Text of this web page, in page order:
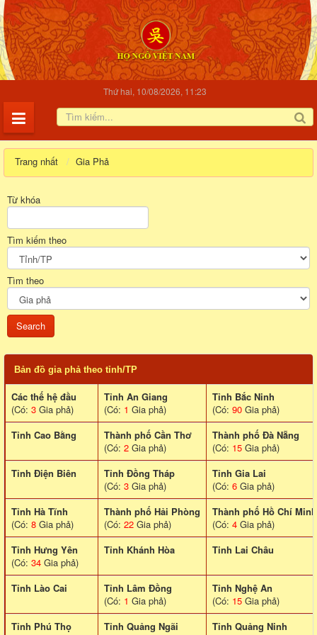
Thứ hai, 10/08/2026, 11:23
Trang nhất Gia Phả
Từ khóa
Tìm kiếm theo
Tìm theo
Bản đồ gia phả theo tỉnh/TP
Các thế hệ đầu
(Có: 3 Gia phả)
Tỉnh An Giang
(Có: 1 Gia phả)
Tỉnh Bắc Ninh
(Có: 90 Gia phả)
Tỉnh Cao Bằng
Thành phố Cần Thơ
(Có: 2 Gia phả)
Thành phố Đà Nẵng
(Có: 15 Gia phả)
Tỉnh Điện Biên
Tỉnh Đồng Tháp
(Có: 3 Gia phả)
Tỉnh Gia Lai
(Có: 6 Gia phả)
Tỉnh Hà Tĩnh
(Có: 8 Gia phả)
Thành phố Hải Phòng
(Có: 22 Gia phả)
Thành phố Hồ Chí Minh
(Có: 4 Gia phả)
Tỉnh Hưng Yên
(Có: 34 Gia phả)
Tỉnh Khánh Hòa Tinh Lai Châu
Tỉnh Lào Cai
Tỉnh Lâm Đồng
(Có: 1 Gia phả)
Tỉnh Nghệ An
(Có: 15 Gia phả)
Tỉnh Phú Thọ
Tỉnh Quảng Ngãi
Tỉnh Quảng Ninh